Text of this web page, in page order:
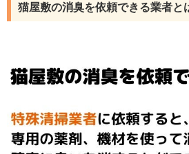
猫屋敷の消臭を依頼できる業者と